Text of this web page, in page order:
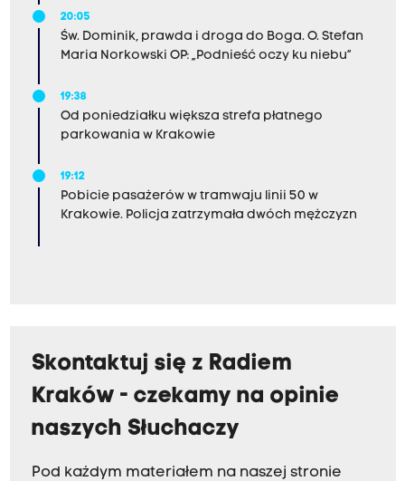
20:05
Św. Dominik, prawda i droga do Boga. O. Stefan
Maria Norkowski OP: „Podnieść oczy ku niebu”
19:38
Od poniedziałku większa strefa płatnego
parkowania w Krakowie
19:12
Pobicie pasażerów w tramwaju linii 50 w
Krakowie. Policja zatrzymała dwóch mężczyzn
Skontaktuj się z Radiem
Kraków - czekamy na opinie
naszych Słuchaczy
Pod każdym materiałem na naszej stronie